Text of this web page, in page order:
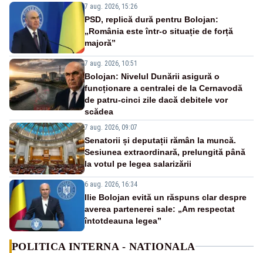
7 aug. 2026, 15:26
PSD, replică dură pentru Bolojan:
„România este într-o situație de forță
majoră”
7 aug. 2026, 10:51
Bolojan: Nivelul Dunării asigură o
funcționare a centralei de la Cernavodă
de patru-cinci zile dacă debitele vor
scădea
7 aug. 2026, 09:07
Senatorii și deputații rămân la muncă.
Sesiunea extraordinară, prelungită până
la votul pe legea salarizării
6 aug. 2026, 16:34
Ilie Bolojan evită un răspuns clar despre
averea partenerei sale: „Am respectat
întotdeauna legea”
POLITICA INTERNA - NATIONALA